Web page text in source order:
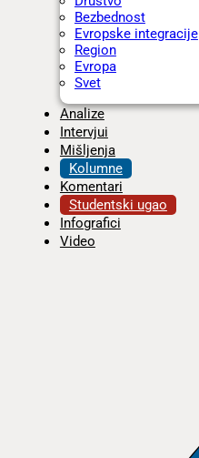
Bezbednost
Evropske integracije
Region
Evropa
Svet
Analize
Intervjui
Mišljenja
Kolumne
Komentari
Studentski ugao
Infografici
Video